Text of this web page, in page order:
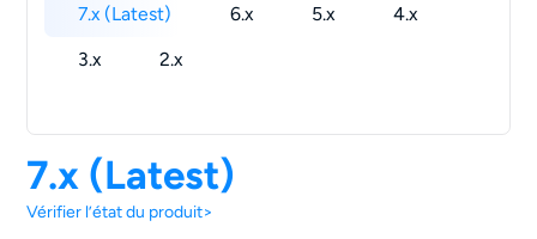
7.x (Latest) 6.x 5.x 4.x
3.x 2.x
7.x (Latest)
Vérifier l’état du produit>